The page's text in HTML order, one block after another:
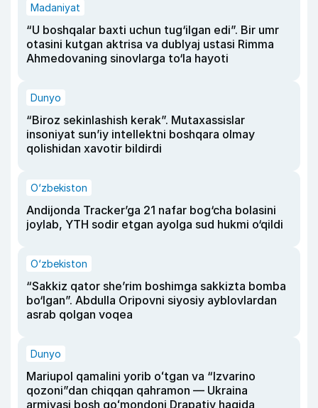
Madaniyat
“U boshqalar baxti uchun tug‘ilgan edi”. Bir umr
otasini kutgan aktrisa va dublyaj ustasi Rimma
Ahmedovaning sinovlarga to‘la hayoti
Dunyo
“Biroz sekinlashish kerak”. Mutaxassislar
insoniyat sun’iy intellektni boshqara olmay
qolishidan xavotir bildirdi
O‘zbekiston
Andijonda Tracker’ga 21 nafar bog‘cha bolasini
joylab, YTH sodir etgan ayolga sud hukmi o‘qildi
O‘zbekiston
“Sakkiz qator she’rim boshimga sakkizta bomba
bo‘lgan”. Abdulla Oripovni siyosiy ayblovlardan
asrab qolgan voqea
Dunyo
Mariupol qamalini yorib oʻtgan va “Izvarino
qozoni”dan chiqqan qahramon — Ukraina
armiyasi bosh qoʻmondoni Drapatiy haqida